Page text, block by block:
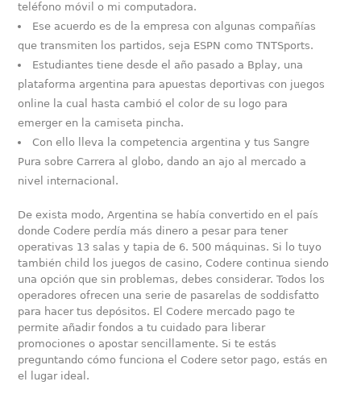
teléfono móvil o mi computadora.
Ese acuerdo es de la empresa con algunas compañías
que transmiten los partidos, seja ESPN como TNTSports.
Estudiantes tiene desde el año pasado a Bplay, una
plataforma argentina para apuestas deportivas con juegos
online la cual hasta cambió el color de su logo para
emerger en la camiseta pincha.
Con ello lleva la competencia argentina y tus Sangre
Pura sobre Carrera al globo, dando an ajo al mercado a
nivel internacional.
De exista modo, Argentina se había convertido en el país
donde Codere perdía más dinero a pesar para tener
operativas 13 salas y tapia de 6. 500 máquinas. Si lo tuyo
también child los juegos de casino, Codere continua siendo
una opción que sin problemas, debes considerar. Todos los
operadores ofrecen una serie de pasarelas de soddisfatto
para hacer tus depósitos. El Codere mercado pago te
permite añadir fondos a tu cuidado para liberar
promociones o apostar sencillamente. Si te estás
preguntando cómo funciona el Codere setor pago, estás en
el lugar ideal.